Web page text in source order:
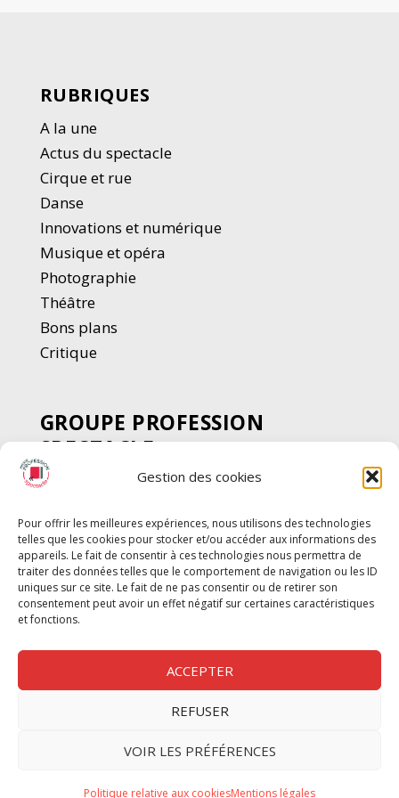
Gestion des cookies
Pour offrir les meilleures expériences, nous utilisons des technologies
telles que les cookies pour stocker et/ou accéder aux informations des
appareils. Le fait de consentir à ces technologies nous permettra de
traiter des données telles que le comportement de navigation ou les ID
uniques sur ce site. Le fait de ne pas consentir ou de retirer son
consentement peut avoir un effet négatif sur certaines caractéristiques
et fonctions.
ACCEPTER
REFUSER
VOIR LES PRÉFÉRENCES
Politique relative aux cookiesMentions légales
RUBRIQUES
A la une
Actus du spectacle
Cirque et rue
Danse
Innovations et numérique
Musique et opéra
Photographie
Théâtre
Bons plans
Critique
GROUPE PROFESSION
SPECTACLE
Chèque Intermittents
Chèque Compta
Chèque Emploi Spectacle
G-Pods
Profession Audio-visuel
Nous contacter